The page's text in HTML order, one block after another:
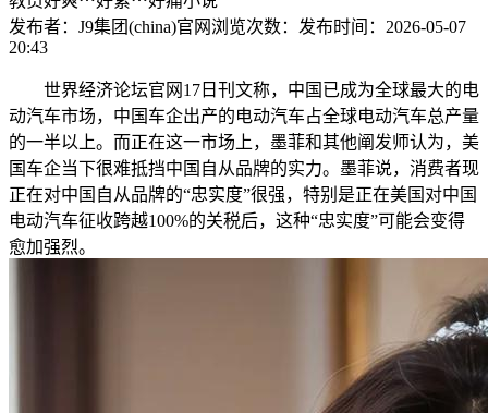
发布者： J9集团(china)官网 浏览次数： 发布时间： 2026-05-07
20:43
世界经济论坛官网17日刊文称，中国已成为全球最大的电
动汽车市场，中国车企出产的电动汽车占全球电动汽车总产量
的一半以上。而正在这一市场上，墨菲和其他阐发师认为，美
国车企当下很难抵挡中国自从品牌的实力。墨菲说，消费者现
正在对中国自从品牌的“忠实度”很强，特别是正在美国对中国
电动汽车征收跨越100%的关税后，这种“忠实度”可能会变得
愈加强烈。